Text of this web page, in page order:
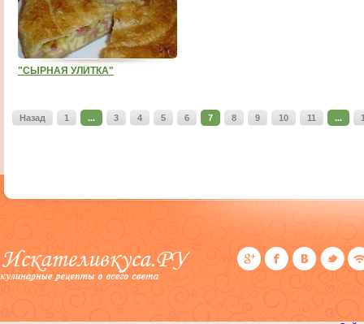
"СЫРНАЯ УЛИТКА"
Назад 1 ... 3 4 5 6 7 8 9 10 11 ...